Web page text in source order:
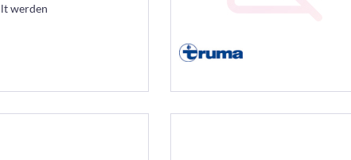
werden